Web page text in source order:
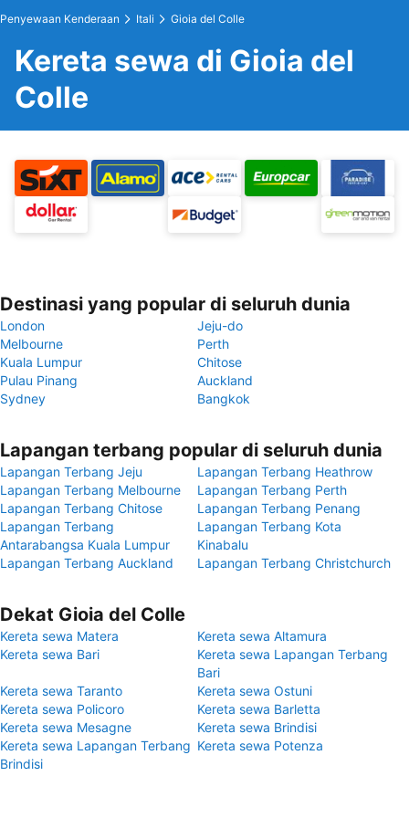
Penyewaan Kenderaan Itali Gioia del Colle
Kereta sewa di Gioia del
Colle
Destinasi yang popular di seluruh dunia
London
Jeju-do
Melbourne
Perth
Kuala Lumpur
Chitose
Pulau Pinang
Auckland
Sydney
Bangkok
Lapangan terbang popular di seluruh dunia
Lapangan Terbang Jeju
Lapangan Terbang Heathrow
Lapangan Terbang Melbourne
Lapangan Terbang Perth
Lapangan Terbang Chitose
Lapangan Terbang Penang
Lapangan Terbang
Antarabangsa Kuala Lumpur
Lapangan Terbang Kota
Kinabalu
Lapangan Terbang Auckland
Lapangan Terbang Christchurch
Dekat Gioia del Colle
Kereta sewa Matera
Kereta sewa Altamura
Kereta sewa Bari
Kereta sewa Lapangan Terbang
Bari
Kereta sewa Taranto
Kereta sewa Ostuni
Kereta sewa Policoro
Kereta sewa Barletta
Kereta sewa Mesagne
Kereta sewa Brindisi
Kereta sewa Lapangan Terbang
Brindisi
Kereta sewa Potenza